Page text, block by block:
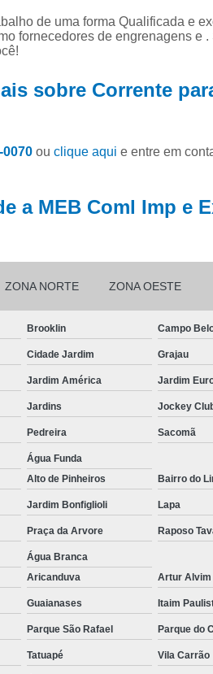
de uma forma Qualificada e
fornecedores de engrenagens e
sobre Corrente
0070 ou clique aqui e entre em
a MEB Coml Imp e
ZONA NORTE ZONA OESTE
Brooklin Campo
Cidade Jardim Grajau
Jardim América Jardim
Jardins Jockey
Pedreira Sacomã
Água Funda
Alto de Pinheiros Bairro do
Jardim Bonfiglioli Lapa
Praça da Arvore Raposo
Água Branca
Aricanduva Artur Alvim
Guaianases Itaim
Parque São Rafael Parque do
Tatuapé Vila Carrão